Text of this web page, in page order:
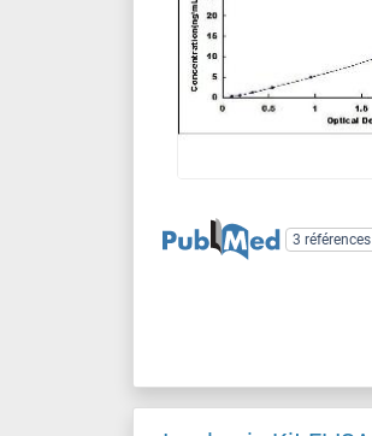
3 références